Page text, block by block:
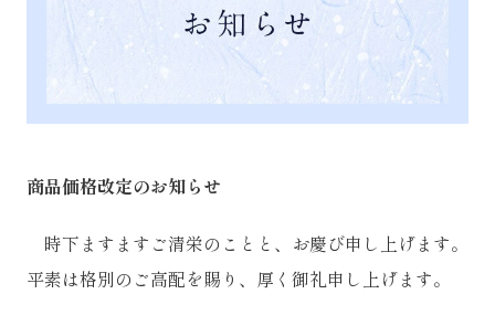
商品価格改定のお知らせ
時下ますますご清栄のことと、お慶び申し上げます。
平素は格別のご高配を賜り、厚く御礼申し上げます。